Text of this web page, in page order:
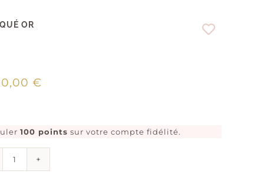
OR
€
100 points sur votre compte fidélité.